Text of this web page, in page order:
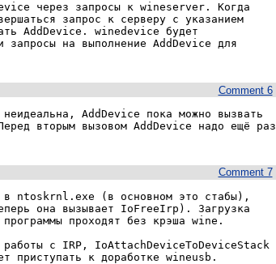
через запросы к wineserver. Когда
запрос к серверу с указанием
AddDevice. winedevice будет
запросы на выполнение AddDevice для
Comment 6
AddDevice пока можно вызвать
вторым вызовом AddDevice надо ещё раз
Comment 7
в ntoskrnl.exe (в основном это стабы),
она вызывает IoFreeIrp). Загрузка
проходят без крэша wine.
работы с IRP, IoAttachDeviceToDeviceStack